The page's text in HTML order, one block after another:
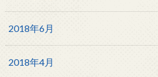
2018年6月
2018年4月